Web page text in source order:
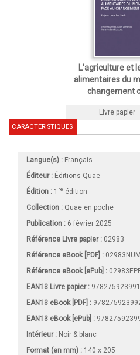
L'agriculture et
alimentaires du
changement
Livre papier
CARACTÉRISTIQUES
Langue(s) : Français
Éditeur : Éditions Quae
Édition : 1 re édition
Collection : Quae en poche
Publication : 6 février 2025
Référence Livre papier : 02983
Référence eBook [PDF] : 02983NUM
Référence eBook [ePub] :
EAN13 Livre papier :
EAN13 eBook [PDF] :
EAN13 eBook [ePub] :
Intérieur : Noir & blanc
Format (en mm) : 140 x 205